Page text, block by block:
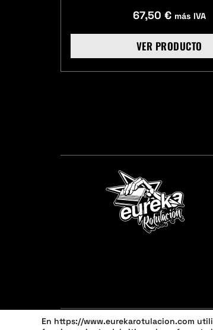
67,50 € más IVA
VER PRODUCTO
En https://www.eurekarotulacion.com